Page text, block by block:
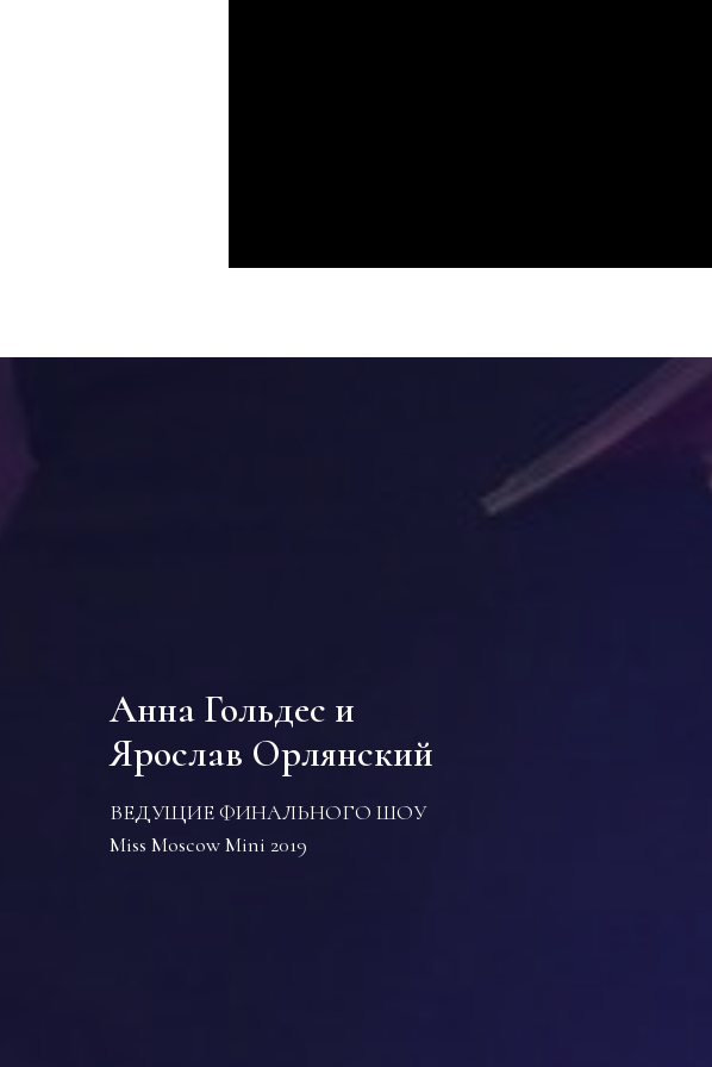
Анна Гольдес и
Ярослав Орлянский
ВЕДУЩИЕ ФИНАЛЬНОГО ШОУ
Miss Moscow Mini 2019